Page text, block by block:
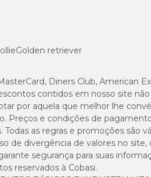
Golden retriever
Diners Club, American
contidos em nosso site
por aquela que melhor lhe
Preços e condições de
Todas as regras e promoções são
de divergência de valores no
segurança para suas
reservados à Cobasi.